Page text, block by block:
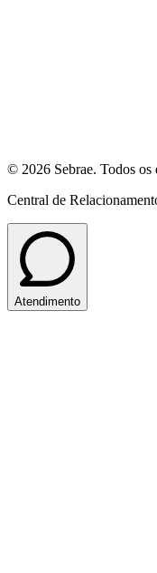
© 2026 Sebrae. Todos os
Central de
Atendimento